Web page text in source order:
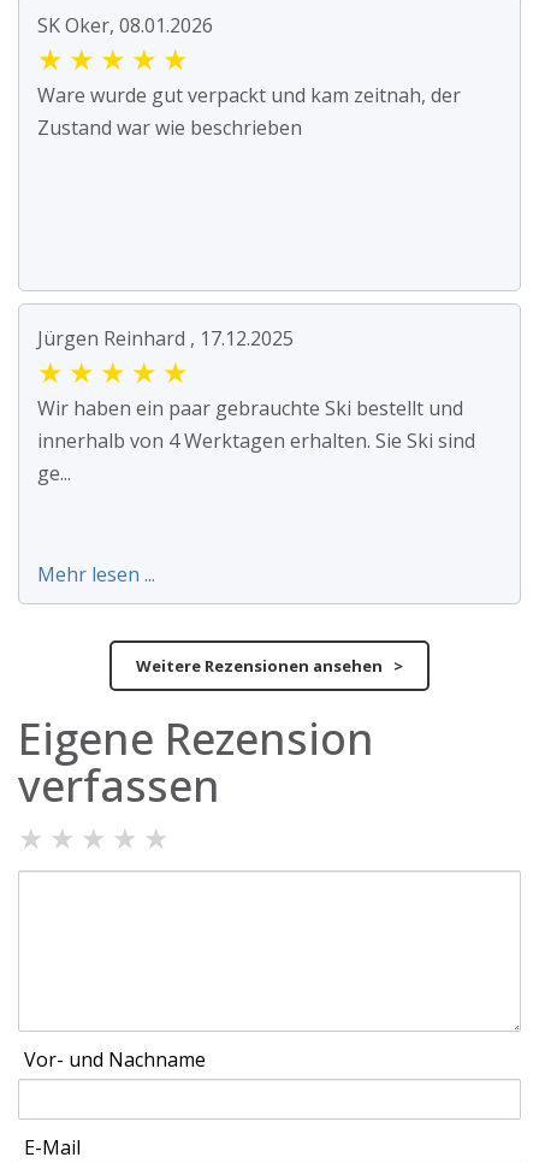
SK Oker, 08.01.2026
★ ★ ★ ★ ★
Ware wurde gut verpackt und kam zeitnah, der
Zustand war wie beschrieben
Jürgen Reinhard , 17.12.2025
★ ★ ★ ★ ★
Wir haben ein paar gebrauchte Ski bestellt und
innerhalb von 4 Werktagen erhalten. Sie Ski sind
ge...
Mehr lesen ...
Weitere Rezensionen ansehen >
Eigene Rezension
verfassen
★ ★ ★ ★ ★
Vor- und Nachname
E-Mail